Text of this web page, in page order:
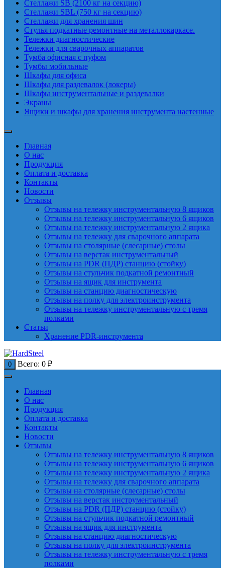
Стеллажи SB (2100 кг на секцию)
Стеллажи SBL (750 кг на секцию)
Стеллажи для хранения шин
Стулья подкатные ремонтные на металлокаркасе.
Тележки диагностические
Тележки для сварочных аппаратов
Тумба офисная с пуфом
Тумбы мобильные
Шкафы для офиса
Шкафы для раздевалок (локеры)
Шкафы инструментальные и раздевалки
Экраны
Ящики и шкафы для хранения инструмента настенные
Главная
О нас
Продукция
Оплата и доставка
Контакты
Новости
Отзывы
Отзывы на тележку инструментальную 8 ящиков
Отзывы на тележку инструментальную 6 ящиков
Отзывы на тележку инструментальную 2 ящика
Отзывы на тележку для сварочного аппарата
Отзывы на столярные (слесарные) столы
Отзывы на верстак инструментальный
Отзывы на PDR (ПДР) станцию (стойку)
Отзывы на стульчик подкатной ремонтный
Отзывы на ящик для инструмента
Отзывы на станцию диагностическую
Отзывы на полку для электроинструмента
Отзывы на тележку инструментальную с тремя
полками
Статьи
Хранение PDR-инструмента
0 Всего: 0 ₽
Главная
О нас
Продукция
Оплата и доставка
Контакты
Новости
Отзывы
Отзывы на тележку инструментальную 8 ящиков
Отзывы на тележку инструментальную 6 ящиков
Отзывы на тележку инструментальную 2 ящика
Отзывы на тележку для сварочного аппарата
Отзывы на столярные (слесарные) столы
Отзывы на верстак инструментальный
Отзывы на PDR (ПДР) станцию (стойку)
Отзывы на стульчик подкатной ремонтный
Отзывы на ящик для инструмента
Отзывы на станцию диагностическую
Отзывы на полку для электроинструмента
Отзывы на тележку инструментальную с тремя
полками